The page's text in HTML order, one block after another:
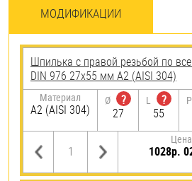
МОДИФИКАЦИИ
Шпилька с правой резьбой по
DIN 976 27х55 мм А2 (AISI 304)
Материал
А2 (AISI 304)
Ø
?
27
L
?
55
P
1028р.